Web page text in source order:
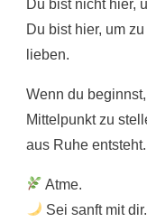
Du bist nicht hier,
Du bist hier, um
lieben.
Wenn du
Mittelpunkt zu
aus Ruhe entsteht.
Atme.
Sei sanft mit dir.